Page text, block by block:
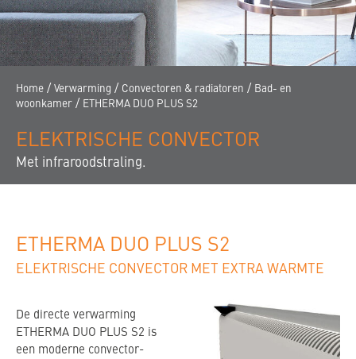
ADVISEURS, ARCHITECT EN ONTWIKKELAARS
WONINGBOUWCORPORATIES
VIND EEN DEALER
Home / Verwarming / Convectoren & radiatoren / Bad- en
woonkamer / ETHERMA DUO PLUS S2
ELEKTRISCHE CONVECTOR
Met infraroodstraling.
ETHERMA DUO PLUS S2
ELEKTRISCHE CONVECTOR MET EXTRA WARMTE
De directe verwarming
ETHERMA DUO PLUS S2 is
een moderne convector-